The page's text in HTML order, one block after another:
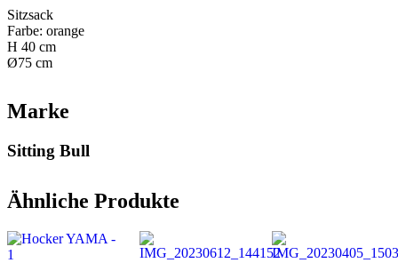
Sitzsack
Farbe: orange
H 40 cm
Ø75 cm
Marke
Sitting Bull
Ähnliche Produkte